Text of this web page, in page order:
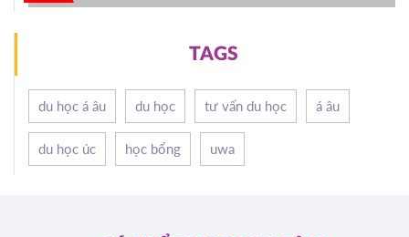
TAGS
du học á âu du học tư vấn du học á âu
du học úc học bổng uwa